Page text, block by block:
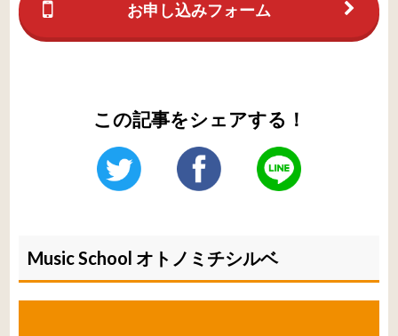
お申し込みフォーム
この記事をシェアする！
Music School オトノミチシルベ